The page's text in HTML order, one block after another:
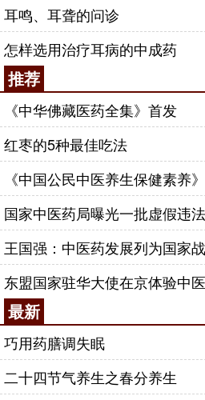
耳鸣、耳聋的问诊
怎样选用治疗耳病的中成药
推荐
《中华佛藏医药全集》首发
红枣的5种最佳吃法
《中国公民中医养生保健素养
国家中医药局曝光一批虚假违
王国强：中医药发展列为国家
东盟国家驻华大使在京体验中
最新
巧用药膳调失眠
二十四节气养生之春分养生